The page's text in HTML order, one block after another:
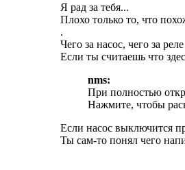
Я рад за тебя...
Плохо только то, что
.
Чего за насос, чего за
Если ты считаешь что
nms:
При полностью
Нажмите, чтобы
Если насос выключится
Ты сам-то понял чего